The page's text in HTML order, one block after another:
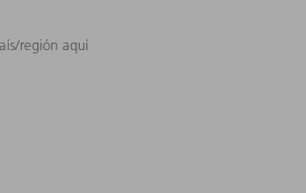
región aquí